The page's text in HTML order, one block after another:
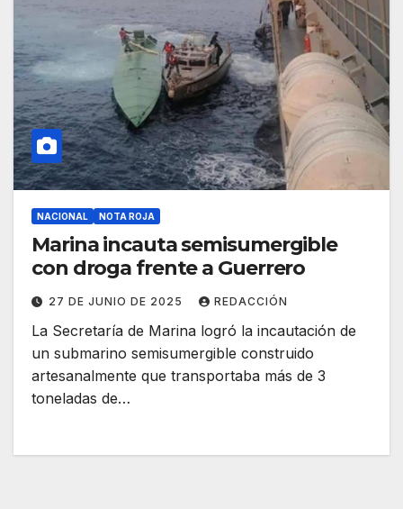
NACIONAL NOTA ROJA
Marina incauta semisumergible
con droga frente a Guerrero
27 DE JUNIO DE 2025 REDACCIÓN
La Secretaría de Marina logró la incautación de
un submarino semisumergible construido
artesanalmente que transportaba más de 3
toneladas de…